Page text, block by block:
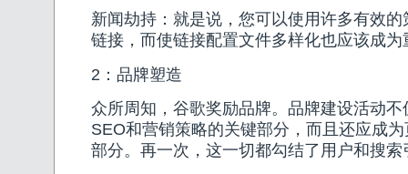
新闻劫持：就是说，您可以使用许多有效
链接，而使链接配置文件多样化也应该成为
2：品牌塑造
众所周知，谷歌奖励品牌。品牌建设活动
SEO和营销策略的关键部分，而且还应成
部分。再一次，这一切都勾结了用户和搜